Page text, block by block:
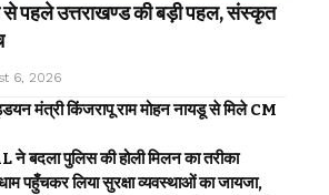
पहले उत्तराखण्ड की बड़ी पहल, संस्कृत
6, 2026
मंत्री किंजरापू राम मोहन नायडू से मिले CM
बदला पुलिस की होली मिलन का तरीका
पहुँचकर लिया सुरक्षा व्यवस्थाओं का जायजा,